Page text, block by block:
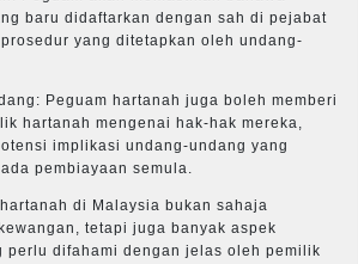
baru didaftarkan dengan sah di pejabat
yang ditetapkan oleh undang-
Peguam hartanah juga boleh memberi
hartanah mengenai hak-hak mereka,
implikasi undang-undang yang
pembiayaan semula.
di Malaysia bukan sahaja
tetapi juga banyak aspek
perlu difahami dengan jelas oleh pemilik